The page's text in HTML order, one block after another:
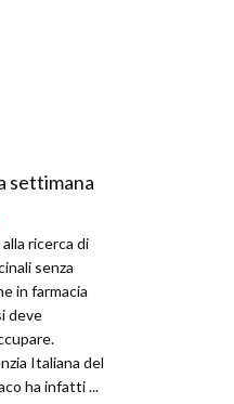
settimana
ricerca di
senza
in farmacia
deve
Italiana del
ha infatti ...